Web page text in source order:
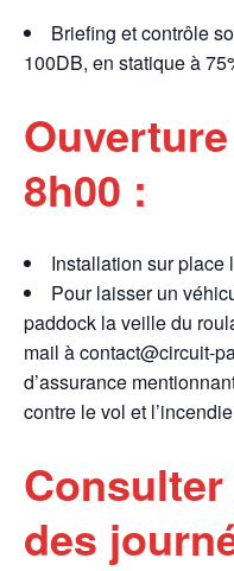
Briefing et contrôle
100DB, en statique à
8h00 :
Installation sur
Pour laisser un
paddock la veille du
mail à contact@circuit-
d’assurance
contre le vol et
des